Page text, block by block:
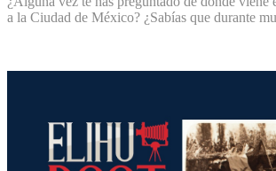
a la Ciudad de México? ¿Sabías que durante